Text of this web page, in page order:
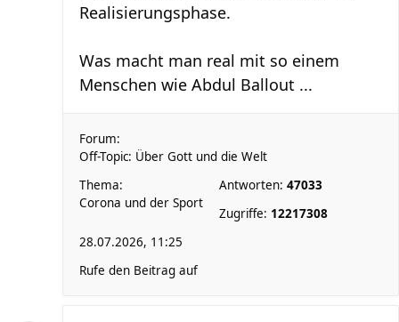
Realisierungsphase.
Was macht man real mit so einem
Menschen wie Abdul Ballout ...
Forum:
Off-Topic: Über Gott und die Welt
Thema:
Corona und der Sport
Antworten: 47033
Zugriffe: 12217308
28.07.2026, 11:25
Rufe den Beitrag auf